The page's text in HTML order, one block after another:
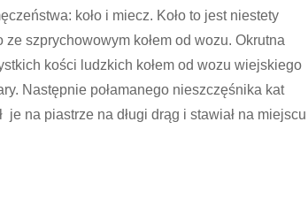
koło i miecz. Koło to jest niestety
szprychowowym kołem od wozu. Okrutna
kości ludzkich kołem od wozu wiejskiego
Następnie połamanego nieszczęśnika kat
je na piastrze na długi drąg i stawiał na miejscu